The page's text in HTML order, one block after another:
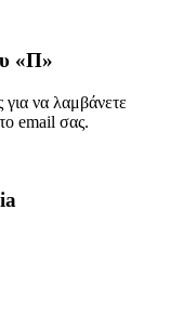
«Π»
να λαμβάνετε
email σας.